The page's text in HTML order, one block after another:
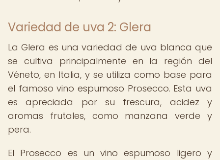
Variedad de uva 2: Glera
La Glera es una variedad de uva blanca que
se cultiva principalmente en la región del
Véneto, en Italia, y se utiliza como base para
el famoso vino espumoso Prosecco. Esta uva
es apreciada por su frescura, acidez y
aromas frutales, como manzana verde y
pera.
El Prosecco es un vino espumoso ligero y